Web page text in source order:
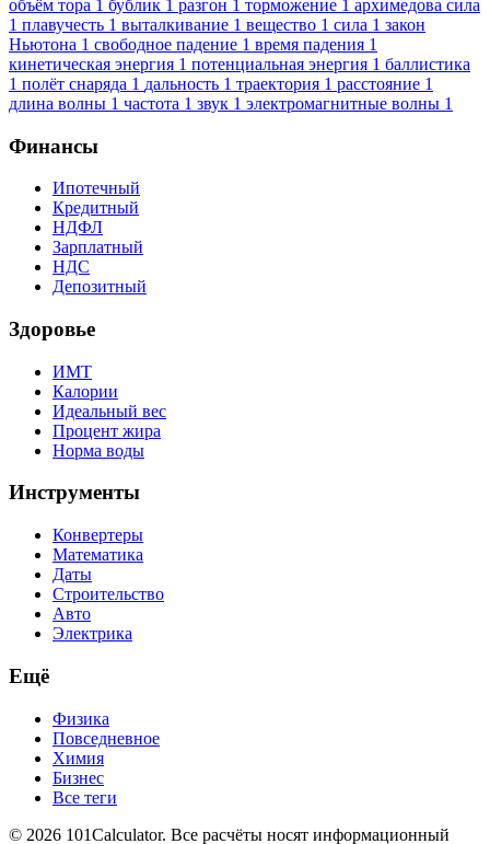
объём тора 1 бублик 1 разгон 1 торможение 1 архимедова сила
1 плавучесть 1 выталкивание 1 вещество 1 сила 1 закон
Ньютона 1 свободное падение 1 время падения 1
кинетическая энергия 1 потенциальная энергия 1 баллистика
1 полёт снаряда 1 дальность 1 траектория 1 расстояние 1
длина волны 1 частота 1 звук 1 электромагнитные волны 1
Финансы
Ипотечный
Кредитный
НДФЛ
Зарплатный
НДС
Депозитный
Здоровье
ИМТ
Калории
Идеальный вес
Процент жира
Норма воды
Инструменты
Конвертеры
Математика
Даты
Строительство
Авто
Электрика
Ещё
Физика
Повседневное
Химия
Бизнес
Все теги
© 2026 101Calculator. Все расчёты носят информационный